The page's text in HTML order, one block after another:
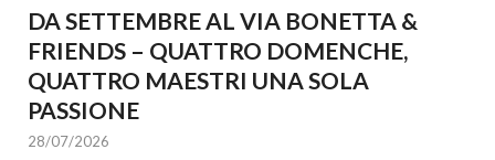
DA SETTEMBRE AL VIA BONETTA &
FRIENDS – QUATTRO DOMENCHE,
QUATTRO MAESTRI UNA SOLA
PASSIONE
28/07/2026